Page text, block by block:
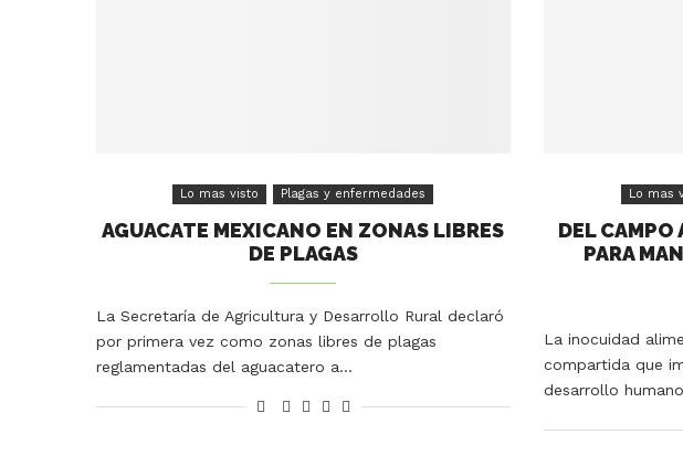
Lo mas visto Plagas y enfermedades
AGUACATE MEXICANO EN ZONAS LIBRES
DE PLAGAS
La Secretaría de Agricultura y Desarrollo Rural declaró
por primera vez como zonas libres de plagas
reglamentadas del aguacatero a…
Lo mas
DEL CAMPO
PARA
La inocuidad
compartida que
desarrollo